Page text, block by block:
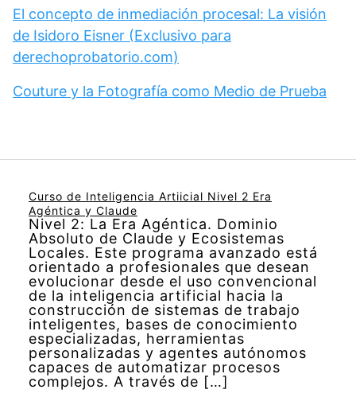
El concepto de inmediación procesal: La visión
de Isidoro Eisner (Exclusivo para
derechoprobatorio.com)
Couture y la Fotografía como Medio de Prueba
Curso de Inteligencia Artiicial Nivel 2 Era
Agéntica y Claude
Nivel 2: La Era Agéntica. Dominio
Absoluto de Claude y Ecosistemas
Locales. Este programa avanzado está
orientado a profesionales que desean
evolucionar desde el uso convencional
de la inteligencia artificial hacia la
construcción de sistemas de trabajo
inteligentes, bases de conocimiento
especializadas, herramientas
personalizadas y agentes autónomos
capaces de automatizar procesos
complejos. A través de […]